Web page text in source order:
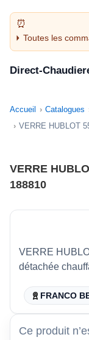
Toutes les
avant 14H sont
Direct-
Accueil Catalogues
VERRE HUBLOT
VERRE
188810
VERRE
détachée
FRANCO
Ce produit